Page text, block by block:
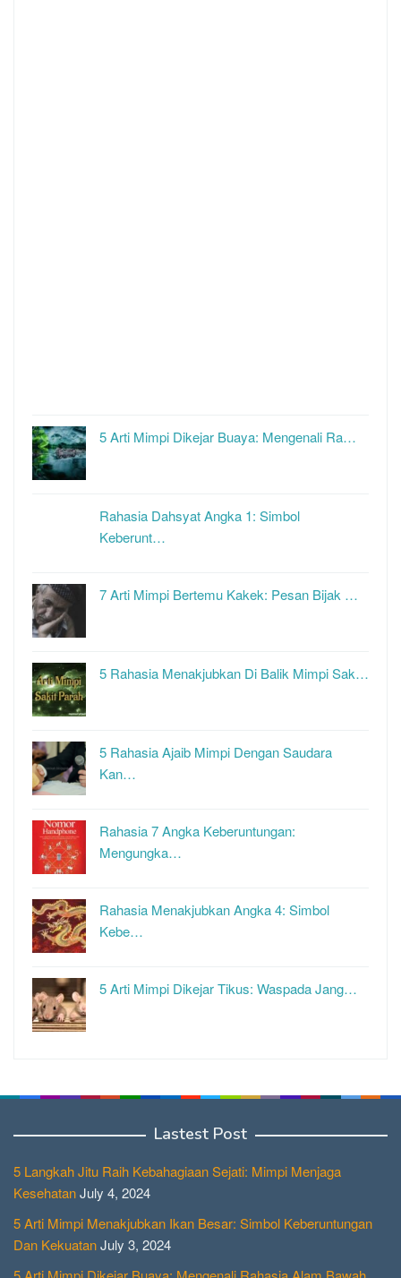
5 Arti Mimpi Dikejar Buaya: Mengenali Ra…
Rahasia Dahsyat Angka 1: Simbol
Keberunt…
7 Arti Mimpi Bertemu Kakek: Pesan Bijak …
5 Rahasia Menakjubkan Di Balik Mimpi Sak…
5 Rahasia Ajaib Mimpi Dengan Saudara
Kan…
Rahasia 7 Angka Keberuntungan:
Mengungka…
Rahasia Menakjubkan Angka 4: Simbol
Kebe…
5 Arti Mimpi Dikejar Tikus: Waspada Jang…
Lastest Post
5 Langkah Jitu Raih Kebahagiaan Sejati: Mimpi Menjaga
KesehatanJuly 4, 2024
5 Arti Mimpi Menakjubkan Ikan Besar: Simbol Keberuntungan
Dan KekuatanJuly 3, 2024